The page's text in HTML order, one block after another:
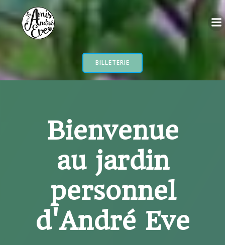
contenu
BILLETERIE
Bienvenue
au jardin
personnel
d'André Eve